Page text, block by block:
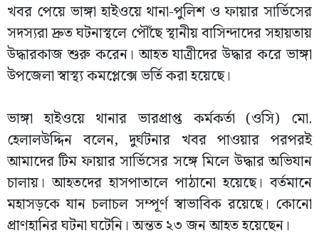
খবর পেয়ে ভাঙ্গা হাইওয়ে থানা-পুলিশ ও ফায়ার সার্ভিসের
সদস্যরা দ্রুত ঘটনাস্থলে পৌঁছে স্থানীয় বাসিন্দাদের সহায়তায়
উদ্ধারকাজ শুরু করেন। আহত যাত্রীদের উদ্ধার করে ভাঙ্গা
উপজেলা স্বাস্থ্য কমপ্লেক্সে ভর্তি করা হয়েছে।
ভাঙ্গা হাইওয়ে থানার ভারপ্রাপ্ত কর্মকর্তা (ওসি) মো.
হেলালউদ্দিন বলেন, দুর্ঘটনার খবর পাওয়ার পরপরই
আমাদের টিম ফায়ার সার্ভিসের সঙ্গে মিলে উদ্ধার অভিযান
চালায়। আহতদের হাসপাতালে পাঠানো হয়েছে। বর্তমানে
মহাসড়কে যান চলাচল সম্পূর্ণ স্বাভাবিক রয়েছে। কোনো
প্রাণহানির ঘটনা ঘটেনি। অন্তত ২৩ জন আহত হয়েছেন।